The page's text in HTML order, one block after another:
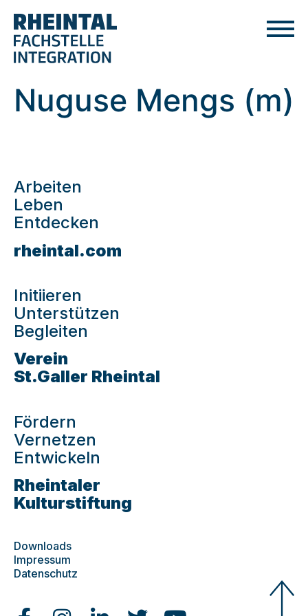
Nuguse Mengs (m)
Arbeiten
Leben
Entdecken
rheintal.com
Initiieren
Unterstützen
Begleiten
Verein
St.Galler Rheintal
Fördern
Vernetzen
Entwickeln
Rheintaler
Kulturstiftung
Downloads
Impressum
Datenschutz